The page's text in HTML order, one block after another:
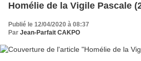
Homélie de la Vigile Pascale
Publié le 12/04/2020 à 08:37
Par Jean-Parfait CAKPO